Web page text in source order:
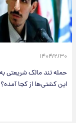
۱۴۰۴/۲/۳۰
حمله تند مالک شریعتی
این کشتی‌ها از کجا آمده؟